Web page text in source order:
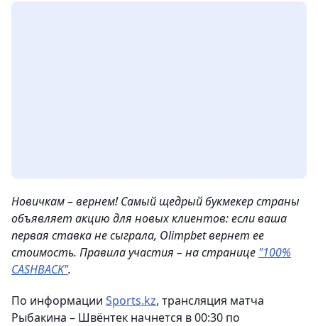
Новичкам – вернем! Самый щедрый букмекер страны
объявляет акцию для новых клиентов: если ваша
первая ставка не сыграла, Olimpbet вернет ее
стоимость. Правила участия – на странице "100%
CASHBACK".
По информации Sports.kz, трансляция матча
Рыбакина – Швёнтек начнется в 00:30 по